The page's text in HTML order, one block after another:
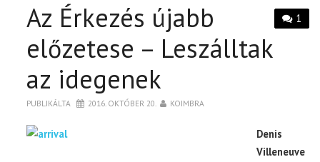
1
Az Érkezés újabb
előzetese – Leszálltak
az idegenek
PUBLIKÁLTA 2016. OKTÓBER 20. KOIMBRA
Denis
Villeneuve